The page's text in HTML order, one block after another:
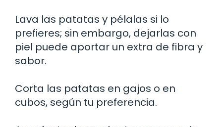
Lava las patatas y pélalas si lo
prefieres; sin embargo, dejarlas con
piel puede aportar un extra de fibra y
sabor.
Corta las patatas en gajos o en
cubos, según tu preferencia.